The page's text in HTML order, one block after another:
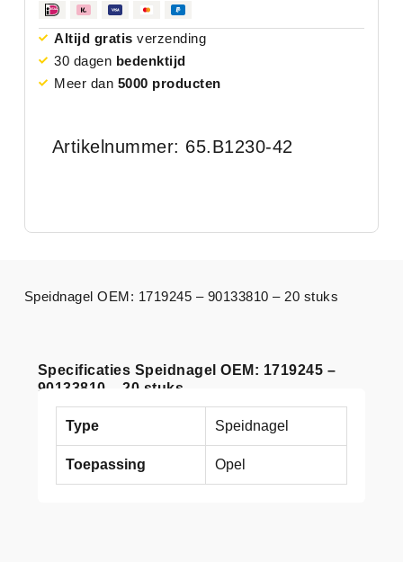
Altijd gratis verzending
30 dagen bedenktijd
Meer dan 5000 producten
Artikelnummer: 65.B1230-42
Specificaties Speidnagel OEM: 1719245 –
90133810 – 20 stuks
Type Speidnagel
Toepassing Opel
Speidnagel OEM: 1719245 – 90133810 – 20 stuks